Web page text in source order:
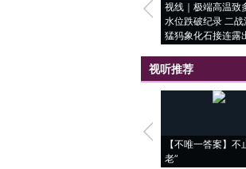
视线｜极端高温致
水位跌破纪录 二战
猛犸象化石接连露
视听推荐
【不唯一答案】不
老”